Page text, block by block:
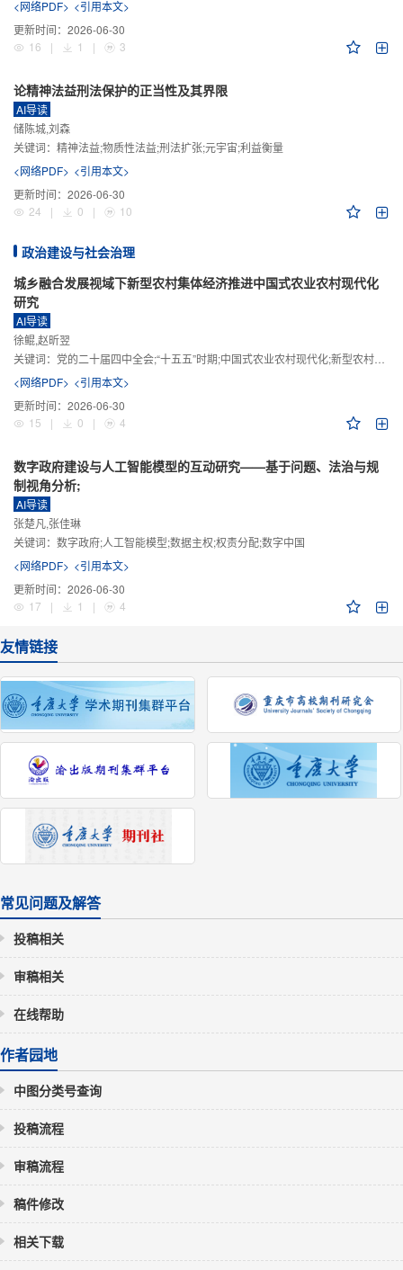
<网络PDF> <引用本文>
更新时间： 2026-06-30
16
| 1 | 3
论精神法益刑法保护的正当性及其界限
AI导读
储陈城,刘森
关键词： 精神法益;物质性法益;刑法扩张;元宇宙;利益衡量
<网络PDF> <引用本文>
更新时间： 2026-06-30
24
| 0 | 10
政治建设与社会治理
城乡融合发展视域下新型农村集体经济推进中国式农业农村现代化
研究
AI导读
徐鲲,赵昕翌
关键词： 党的二十届四中全会;“十五五”时期;中国式农业农村现代化;新型农村集体经济;城乡融合发展;新质生产力
<网络PDF> <引用本文>
更新时间： 2026-06-30
15
| 0 | 4
数字政府建设与人工智能模型的互动研究——基于问题、法治与规
制视角分析;
AI导读
张楚凡,张佳琳
关键词： 数字政府;人工智能模型;数据主权;权责分配;数字中国
<网络PDF> <引用本文>
更新时间： 2026-06-30
17
| 1 | 4
友情链接
常见问题及解答
投稿相关
审稿相关
在线帮助
作者园地
中图分类号查询
投稿流程
审稿流程
稿件修改
相关下载